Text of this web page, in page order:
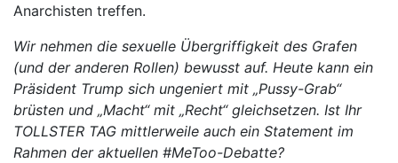
Anarchisten treffen.
Wir nehmen die sexuelle Übergriffigkeit des Grafen
(und der anderen Rollen) bewusst auf. Heute kann ein
Präsident Trump sich ungeniert mit „Pussy-Grab“
brüsten und „Macht“ mit „Recht“ gleichsetzen. Ist Ihr
TOLLSTER TAG mittlerweile auch ein Statement im
Rahmen der aktuellen #MeToo-Debatte?